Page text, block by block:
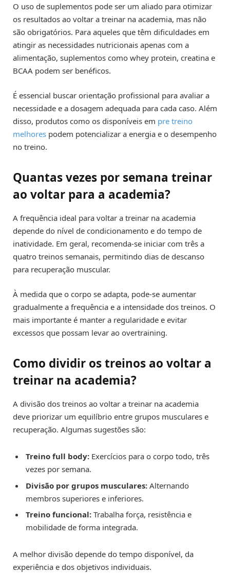
O uso de suplementos pode ser um aliado para otimizar
os resultados ao voltar a treinar na academia, mas não
são obrigatórios. Para aqueles que têm dificuldades em
atingir as necessidades nutricionais apenas com a
alimentação, suplementos como whey protein, creatina e
BCAA podem ser benéficos.
É essencial buscar orientação profissional para avaliar a
necessidade e a dosagem adequada para cada caso. Além
disso, produtos como os disponíveis em pre treino
melhores podem potencializar a energia e o desempenho
no treino.
Quantas vezes por semana treinar
ao voltar para a academia?
A frequência ideal para voltar a treinar na academia
depende do nível de condicionamento e do tempo de
inatividade. Em geral, recomenda-se iniciar com três a
quatro treinos semanais, permitindo dias de descanso
para recuperação muscular.
À medida que o corpo se adapta, pode-se aumentar
gradualmente a frequência e a intensidade dos treinos. O
mais importante é manter a regularidade e evitar
excessos que possam levar ao overtraining.
Como dividir os treinos ao voltar a
treinar na academia?
A divisão dos treinos ao voltar a treinar na academia
deve priorizar um equilíbrio entre grupos musculares e
recuperação. Algumas sugestões são:
Treino full body: Exercícios para o corpo todo, três
vezes por semana.
Divisão por grupos musculares: Alternando
membros superiores e inferiores.
Treino funcional: Trabalha força, resistência e
mobilidade de forma integrada.
A melhor divisão depende do tempo disponível, da
experiência e dos objetivos individuais.